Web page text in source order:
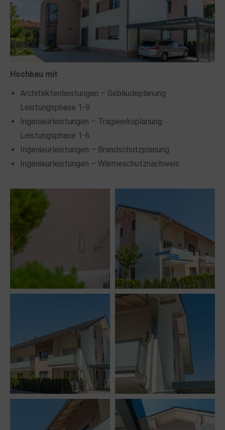
Hochbau mit
Architektenleistungen – Gebäudeplanung
Leistungsphase 1-9
Ingenieurleistungen – Tragwerksplanung
Leistungsphase 1-6
Ingenieurleistungen – Brandschutzplanung
Ingenieurleistungen – Wärmeschutznachweis